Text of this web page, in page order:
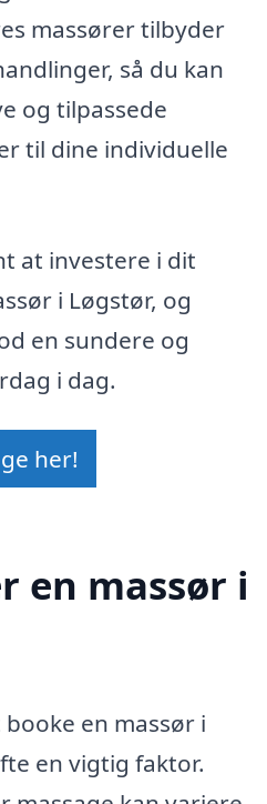
massører tilbyder
så du kan
og tilpassede
til dine individuelle
at investere i dit
i Løgstør, og
en sundere og
i dag.
her!
en massør i
en massør i
en vigtig faktor.